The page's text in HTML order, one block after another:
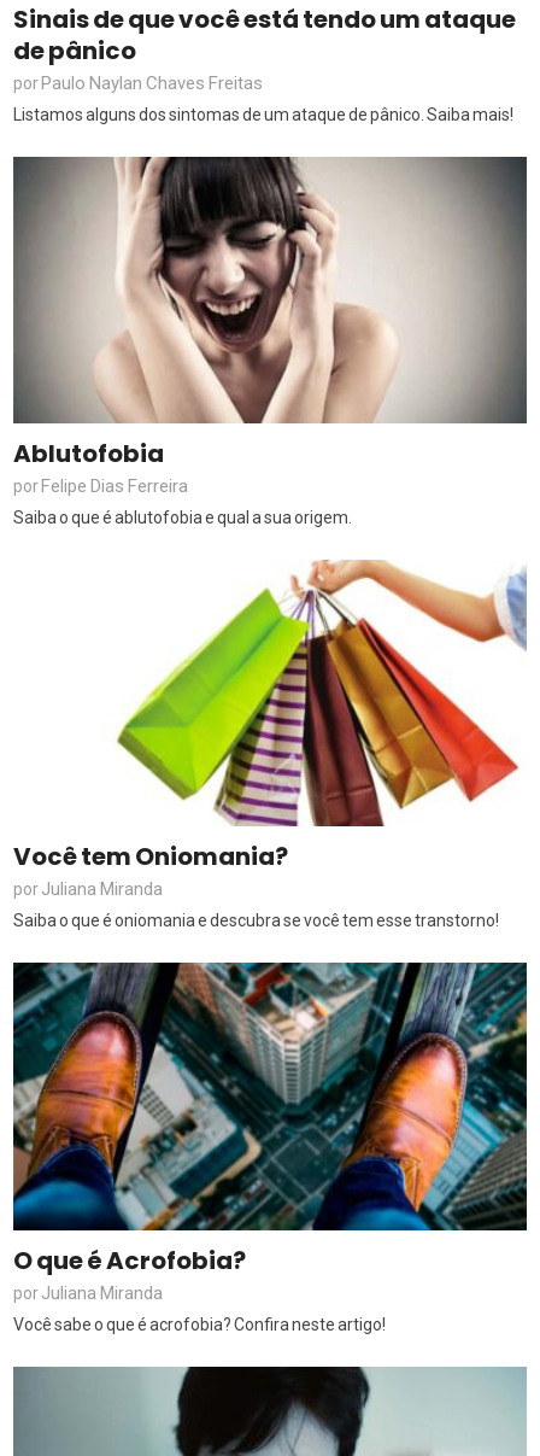
Sinais de que você está tendo um ataque
de pânico
porPaulo Naylan Chaves Freitas
Listamos alguns dos sintomas de um ataque de pânico. Saiba mais!
Ablutofobia
porFelipe Dias Ferreira
Saiba o que é ablutofobia e qual a sua origem.
Você tem Oniomania?
porJuliana Miranda
Saiba o que é oniomania e descubra se você tem esse transtorno!
O que é Acrofobia?
porJuliana Miranda
Você sabe o que é acrofobia? Confira neste artigo!